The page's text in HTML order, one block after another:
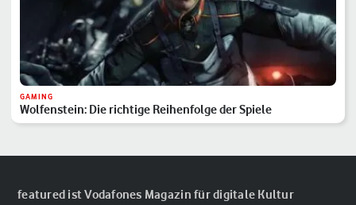
GAMING
Wolfenstein: Die richtige Reihenfolge der Spiele
featured ist Vodafones Magazin für digitale Kultur